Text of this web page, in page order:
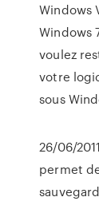
Windows
Windows
voulez
votre
sous
26/06/
permet